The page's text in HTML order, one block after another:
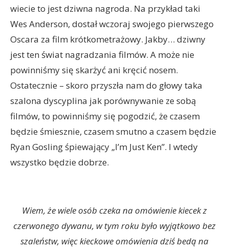
wiecie to jest dziwna nagroda. Na przykład taki
Wes Anderson, dostał wczoraj swojego pierwszego
Oscara za film krótkometrażowy. Jakby… dziwny
jest ten świat nagradzania filmów. A może nie
powinniśmy się skarżyć ani kręcić nosem.
Ostatecznie – skoro przyszła nam do głowy taka
szalona dyscyplina jak porównywanie ze sobą
filmów, to powinniśmy się pogodzić, że czasem
będzie śmiesznie, czasem smutno a czasem będzie
Ryan Gosling śpiewający „I’m Just Ken”. I wtedy
wszystko będzie dobrze.
Wiem, że wiele osób czeka na omówienie kiecek z
czerwonego dywanu, w tym roku było wyjątkowo bez
szaleństw, więc kieckowe omówienia dziś bedą na